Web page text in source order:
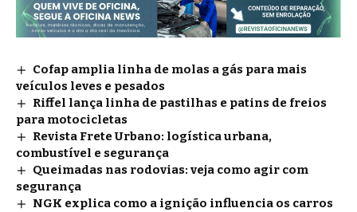
Cofap amplia linha de molas a gás para mais
veículos leves e pesados
Riffel lança linha de pastilhas e patins de freios
para motocicletas
Revista Frete Urbano: logística urbana,
combustível e segurança
Queimadas nas rodovias: veja como agir com
segurança
NGK explica como a ignição influencia os carros